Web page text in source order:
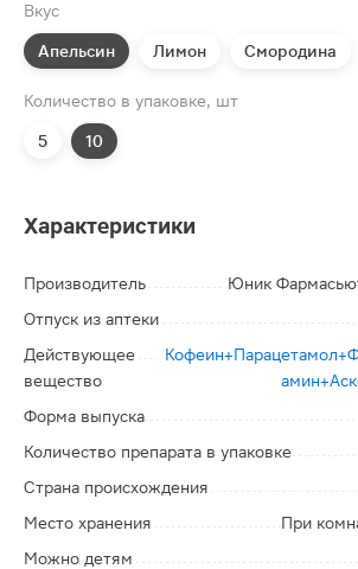
Вкус
Апельсин Лимон Смородина
Количество в упаковке, шт
5 10
Характеристики
Производитель
Юник
Отпуск из аптеки
Действующее
вещество
Форма выпуска
Количество препарата в упаковке
Страна происхождения
Место хранения
При
Можно детям